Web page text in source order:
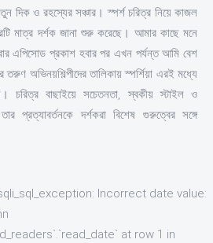
দিক ও রহস্যের সঞ্চার। স্পর্শ চরিত্র নিয়ে কাজল
মাত্র দর্শক জানা শুরু করেছে। আমার কাছে মনে
এপিসোড প্রকাশ হবার পর এখন পর্যন্ত আমি বেশ
তরুণ অভিনয়শিল্পীদের তালিকায় স্পর্শিয়া এরই মধ্যে
চরিত্র বাছাইয়ে সচেতনতা, স্বকীয় স্টাইল ও
প্রত্যাবর্তনকে দর্শকরা বিশেষ গুরুত্বের সঙ্গে
Incorrect date value:
at row 1 in